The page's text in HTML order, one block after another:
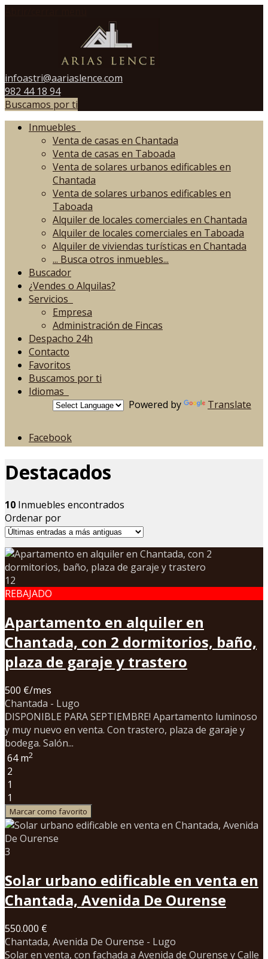
infoastri@aariaslence.com
982 44 18 94
Buscamos por ti
Inmuebles
Venta de casas en Chantada
Venta de casas en Taboada
Venta de solares urbanos edificables en
Chantada
Venta de solares urbanos edificables en
Taboada
Alquiler de locales comerciales en Chantada
Alquiler de locales comerciales en Taboada
Alquiler de viviendas turísticas en Chantada
... Busca otros inmuebles...
Buscador
¿Vendes o Alquilas?
Servicios
Empresa
Administración de Fincas
Despacho 24h
Contacto
Favoritos
Buscamos por ti
Idiomas
Powered by
Translate
Facebook
Destacados
10 Inmuebles encontrados
Ordenar por
12
REBAJADO
Apartamento en alquiler en
Chantada, con 2 dormitorios, baño,
plaza de garaje y trastero
500 €/mes
Chantada - Lugo
DISPONIBLE PARA SEPTIEMBRE! Apartamento luminoso
y muy nuevo en venta. Con trastero, plaza de garaje y
bodega. Salón...
64 m2
2
1
1
Marcar como favorito
3
Solar urbano edificable en venta en
Chantada, Avenida De Ourense
550.000 €
Chantada, Avenida De Ourense - Lugo
Solar en venta, con fachada a Avenida de Ourense y Calle